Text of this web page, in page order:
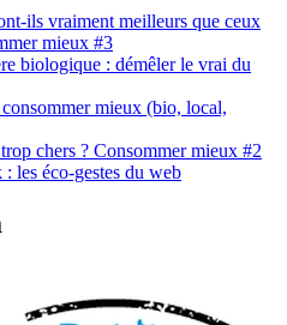
ils vraiment meilleurs que ceux
mieux #3
biologique : démêler le vrai du
mieux (bio, local,
chers ? Consommer mieux #2
les éco-gestes du web